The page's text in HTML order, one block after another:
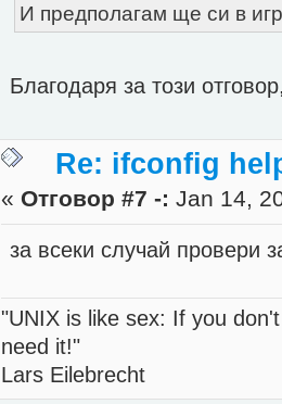
И предполагам ще си в
Благодаря за този
Re: ifconfig
« Отговор #7 -: Jan 14,
за всеки случай провери
"UNIX is like sex: If you
need it!"
Lars Eilebrecht